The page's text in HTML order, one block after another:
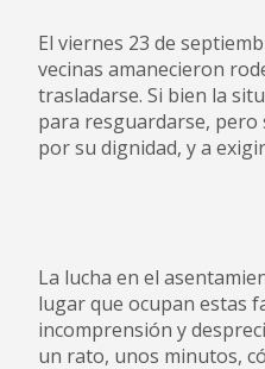
El viernes 23 de
vecinas amanecieron
trasladarse. Si bien la
para resguardarse, pero
por su dignidad, y a
La lucha en el
lugar que ocupan estas
incomprensión y
un rato, unos minutos,